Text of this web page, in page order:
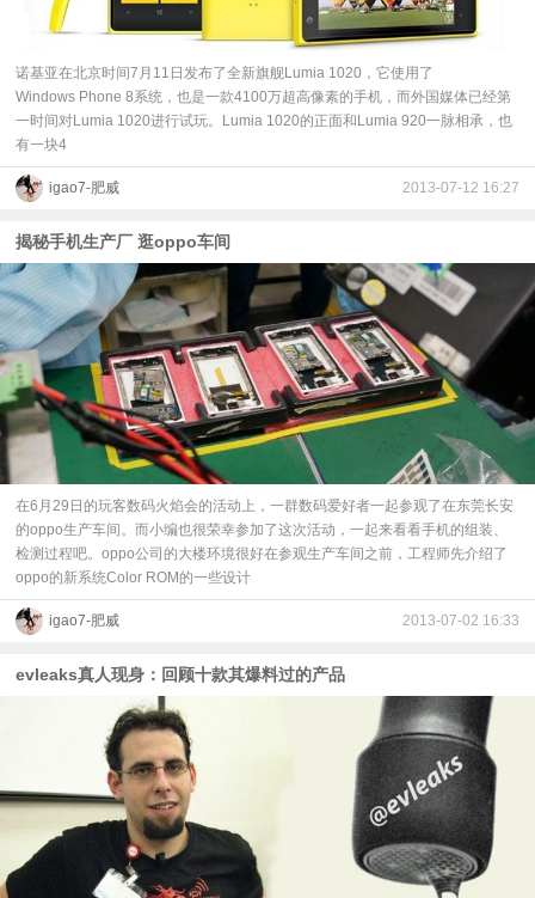
诺基亚在北京时间7月11日发布了全新旗舰Lumia 1020，它使用了
Windows Phone 8系统，也是一款4100万超高像素的手机，而外国媒体已经第
一时间对Lumia 1020进行试玩。Lumia 1020的正面和Lumia 920一脉相承，也
有一块4
igao7-肥威 2013-07-12 16:27
揭秘手机生产厂 逛oppo车间
在6月29日的玩客数码火焰会的活动上，一群数码爱好者一起参观了在东莞长安
的oppo生产车间。而小编也很荣幸参加了这次活动，一起来看看手机的组装、
检测过程吧。oppo公司的大楼环境很好在参观生产车间之前，工程师先介绍了
oppo的新系统Color ROM的一些设计
igao7-肥威 2013-07-02 16:33
evleaks真人现身：回顾十款其爆料过的产品